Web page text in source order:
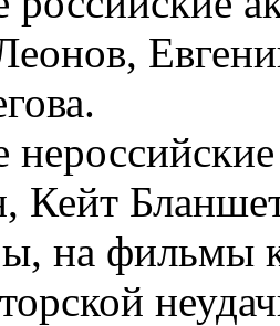
Кейт
на фильмы